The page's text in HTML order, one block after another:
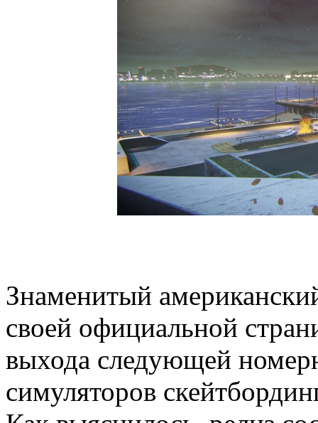
Знаменитый
своей официальной
выхода следующей
симуляторов